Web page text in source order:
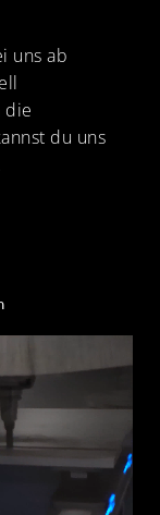
uns ab
die
du uns